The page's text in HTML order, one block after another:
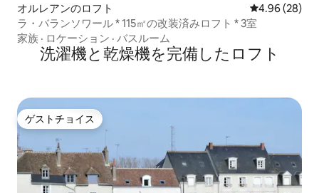
オルレアンのロフト レビュー28
4.96 (28)
ラ・バランソワール * 115㎡の改装済みロフト * 3室
家族 · ロケーション · バスルーム
洗濯機と乾燥機を完備したロフト
ゲストチョイス
ゲストチョイス